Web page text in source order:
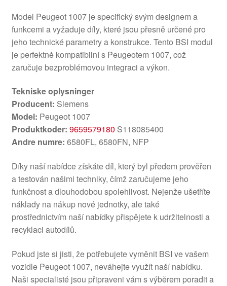
Model Peugeot 1007 je specifický svým designem a
funkcemi a vyžaduje díly, které jsou přesně určené pro
jeho technické parametry a konstrukce. Tento BSI modul
je perfektně kompatibilní s Peugeotem 1007, což
zaručuje bezproblémovou integraci a výkon.
Tekniske oplysninger
Producent: Siemens
Model: Peugeot 1007
Produktkoder: 9659579180 S118085400
Andre numre: 6580FL, 6580FN, NFP
Díky naší nabídce získáte díl, který byl předem prověřen
a testován našimi techniky, čímž zaručujeme jeho
funkčnost a dlouhodobou spolehlivost. Nejenže ušetříte
náklady na nákup nové jednotky, ale také
prostřednictvím naší nabídky přispějete k udržitelnosti a
recyklaci autodílů.
Pokud jste si jisti, že potřebujete vyměnit BSI ve vašem
vozidle Peugeot 1007, neváhejte využít naší nabídku.
Naši specialisté jsou připraveni vám s výběrem poradit a